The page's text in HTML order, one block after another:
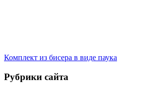
Комплект из бисера в виде паука
Рубрики сайта